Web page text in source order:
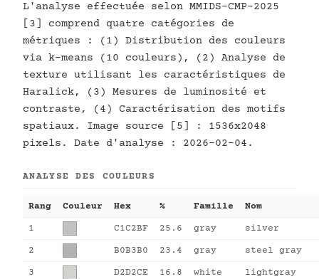
L'analyse effectuée selon MMIDS-CMP-2025
[3] comprend quatre catégories de
métriques : (1) Distribution des couleurs
via k-means (10 couleurs), (2) Analyse de
texture utilisant les caractéristiques de
Haralick, (3) Mesures de luminosité et
contraste, (4) Caractérisation des motifs
spatiaux. Image source [5] : 1536x2048
pixels. Date d'analyse : 2026-02-04.
ANALYSE DES COULEURS
Rang Couleur Hex % Famille Nom
1 C1C2BF 25.6 gray silver
2 B0B3B0 23.4 gray steel gray
3 D2D2CE 16.8 white lightgray